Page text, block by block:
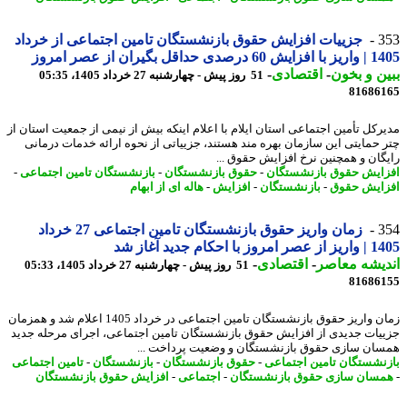
جزییات افزایش حقوق بازنشستگان تامین اجتماعی از خرداد
بگیران از عصر امروز
و بخون-اقتصادی-51 روز پیش - چهارشنبه 27 خرداد 1405، 05:35
تأمین اجتماعی استان ایلام با اعلام اینکه بیش از نیمی از جمعیت استان از
حمایتی این سازمان بهره مند هستند، جزییاتی از نحوه ارائه خدمات درمانی
و همچنین نرخ افزایش حقوق ...
حقوق بازنشستگان-حقوق بازنشستگان-بازنشستگان تامین اجتماعی-
حقوق-بازنشستگان-افزایش -هاله ای از ابهام
زمان واریز حقوق بازنشستگان تامین اجتماعی 27 خرداد
احکام جدید آغاز شد
معاصر-اقتصادی-51 روز پیش - چهارشنبه 27 خرداد 1405، 05:33
زمان واریز حقوق بازنشستگان تامین اجتماعی در خرداد 1405 اعلام شد و همزمان
جدیدی از افزایش حقوق بازنشستگان تامین اجتماعی، اجرای مرحله جدید
سازی حقوق بازنشستگان و وضعیت پرداخت ...
تامین اجتماعی-حقوق بازنشستگان-بازنشستگان-تامین اجتماعی
سازی حقوق بازنشستگان-اجتماعی-افزایش حقوق بازنشستگان